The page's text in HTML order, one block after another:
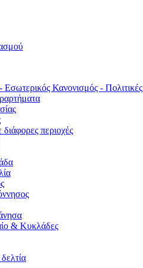
Εσωτερικός Κανονισμός - Πολιτικές
περιοχές
& Κυκλάδες